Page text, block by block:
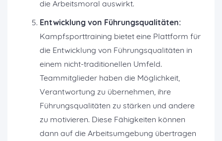
die Arbeitsmoral auswirkt.
Entwicklung von Führungsqualitäten:
Kampfsporttraining bietet eine Plattform für
die Entwicklung von Führungsqualitäten in
einem nicht-traditionellen Umfeld.
Teammitglieder haben die Möglichkeit,
Verantwortung zu übernehmen, ihre
Führungsqualitäten zu stärken und andere
zu motivieren. Diese Fähigkeiten können
dann auf die Arbeitsumgebung übertragen